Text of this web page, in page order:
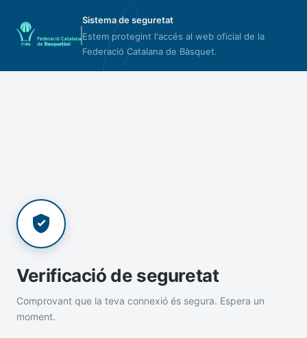
Sistema de seguretat
Estem protegint l'accés al web oficial de la
Federació Catalana de Bàsquet.
Verificació de seguretat
Comprovant que la teva connexió és segura. Espera un
moment.